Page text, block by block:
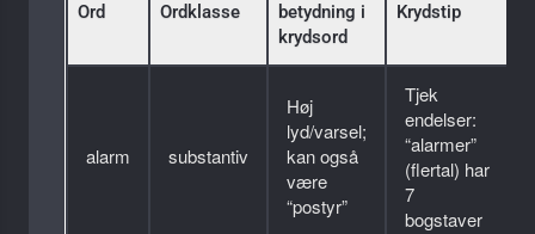
Ord Ordklasse
betydning i
krydsord
Krydstip
alarm substantiv
Høj
lyd/varsel;
kan også
være
“postyr”
Tjek
endelser:
“alarmer”
(flertal) har
7
bogstaver